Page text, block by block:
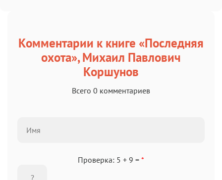
Комментарии к книге «Последняя
охота», Михаил Павлович
Коршунов
Всего 0 комментариев
Проверка: 5 + 9 = *